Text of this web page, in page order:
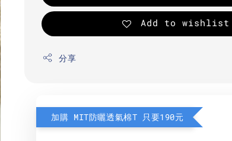
Add to wishlist
分享
加購 MIT防曬透氣棉T 只要190元